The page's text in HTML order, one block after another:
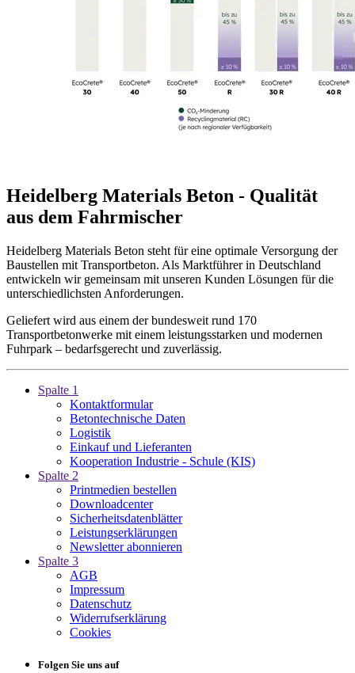
Heidelberg Materials Beton - Qualität
aus dem Fahrmischer
Heidelberg Materials Beton steht für eine optimale Versorgung der
Baustellen mit Transportbeton. Als Marktführer in Deutschland
entwickeln wir gemeinsam mit unseren Kunden Lösungen für die
unterschiedlichsten Anforderungen.
Geliefert wird aus einem der bundesweit rund 170
Transportbetonwerke mit einem leistungsstarken und modernen
Fuhrpark – bedarfsgerecht und zuverlässig.
Spalte 1
Kontaktformular
Betontechnische Daten
Logistik
Einkauf und Lieferanten
Kooperation Industrie - Schule (KIS)
Spalte 2
Printmedien bestellen
Downloadcenter
Sicherheitsdatenblätter
Leistungserklärungen
Newsletter abonnieren
Spalte 3
AGB
Impressum
Datenschutz
Widerrufserklärung
Cookies
Folgen Sie uns auf